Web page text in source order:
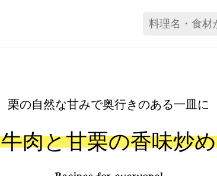
栗の自然な甘みで奥行きのある一皿に
牛肉と甘栗の香味炒め